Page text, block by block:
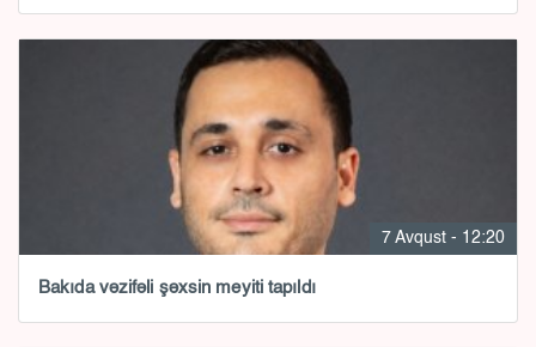
7 Avqust - 12:20
Bakıda vəzifəli şəxsin meyiti tapıldı